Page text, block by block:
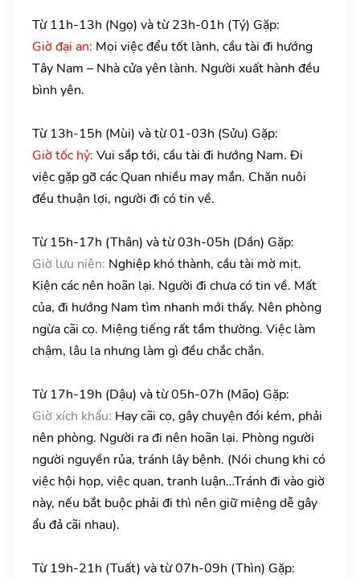
Từ 11h-13h (Ngọ) và từ 23h-01h (Tý) Gặp:
Giờ đại an: Mọi việc đểu tốt lành, cầu tài đi hướng
Tây Nam – Nhà cửa yên lành. Người xuất hành đều
bình yên.
Từ 13h-15h (Mùi) và từ 01-03h (Sửu) Gặp:
Giờ tốc hỷ: Vui sắp tới, cầu tài đi hướng Nam. Đi
việc gặp gỡ các Quan nhiều may mắn. Chăn nuôi
đều thuận lợi, người đi có tin về.
Từ 15h-17h (Thân) và từ 03h-05h (Dần) Gặp:
Giờ lưu niên: Nghiệp khó thành, cầu tài mờ mịt.
Kiện các nên hoãn lại. Người đi chưa có tin về. Mất
của, đi hướng Nam tìm nhanh mới thấy. Nên phòng
ngừa cãi cọ. Miệng tiếng rất tầm thường. Việc làm
chậm, lâu la nhưng làm gì đều chắc chắn.
Từ 17h-19h (Dậu) và từ 05h-07h (Mão) Gặp:
Giờ xích khẩu: Hay cãi cọ, gây chuyện đói kém, phải
nên phòng. Người ra đi nên hoãn lại. Phòng người
người nguyền rủa, tránh lây bệnh. (Nói chung khi có
việc hội họp, việc quan, tranh luận…Tránh đi vào giờ
này, nếu bắt buộc phải đi thì nên giữ miệng dễ gây
ẩu đả cãi nhau).
Từ 19h-21h (Tuất) và từ 07h-09h (Thìn) Gặp: